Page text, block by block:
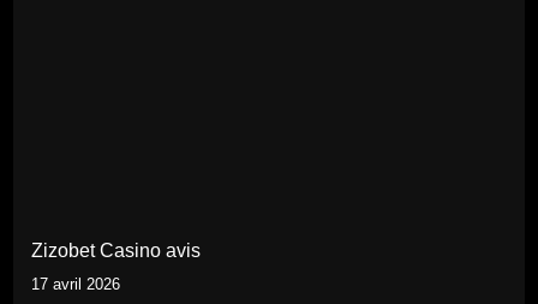
Zizobet Casino avis
17 avril 2026